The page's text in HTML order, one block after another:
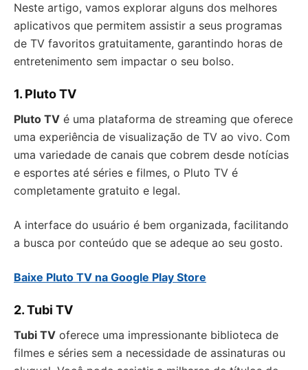
Neste artigo, vamos explorar alguns dos melhores
aplicativos que permitem assistir a seus programas
de TV favoritos gratuitamente, garantindo horas de
entretenimento sem impactar o seu bolso.
1. Pluto TV
Pluto TV é uma plataforma de streaming que oferece
uma experiência de visualização de TV ao vivo. Com
uma variedade de canais que cobrem desde notícias
e esportes até séries e filmes, o Pluto TV é
completamente gratuito e legal.
A interface do usuário é bem organizada, facilitando
a busca por conteúdo que se adeque ao seu gosto.
Baixe Pluto TV na Google Play Store
2. Tubi TV
Tubi TV oferece uma impressionante biblioteca de
filmes e séries sem a necessidade de assinaturas ou